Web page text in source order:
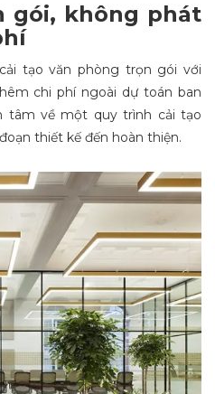
gói, không phát
tạo văn phòng trọn gói với
chi phí ngoài dự toán ban
tâm về một quy trình cải tạo
thiết kế đến hoàn thiện.